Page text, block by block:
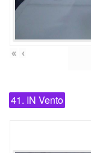
« ‹
41. IN Vento